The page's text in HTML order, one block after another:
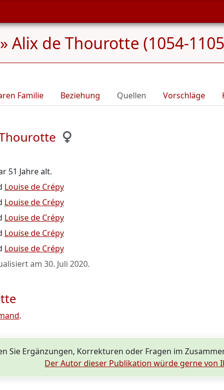
» Alix de Thourotte (1054-
Familie Beziehung Quellen Vorschläge
51 Jahre alt.
Louise de Crépy
Louise de Crépy
Louise de Crépy
Louise de Crépy
Louise de Crépy
am 30. Juli 2020.
.
Sie Ergänzungen, Korrekturen oder Fragen im
Der Autor dieser Publikation würde gerne von